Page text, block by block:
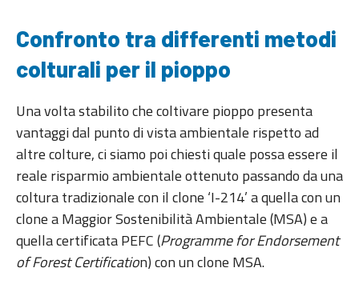
Confronto tra differenti metodi
colturali per il pioppo
Una volta stabilito che coltivare pioppo presenta
vantaggi dal punto di vista ambientale rispetto ad
altre colture, ci siamo poi chiesti quale possa essere il
reale risparmio ambientale ottenuto passando da una
coltura tradizionale con il clone ‘I-214’ a quella con un
clone a Maggior Sostenibilità Ambientale (MSA) e a
quella certificata PEFC (Programme for Endorsement
of Forest Certification) con un clone MSA.